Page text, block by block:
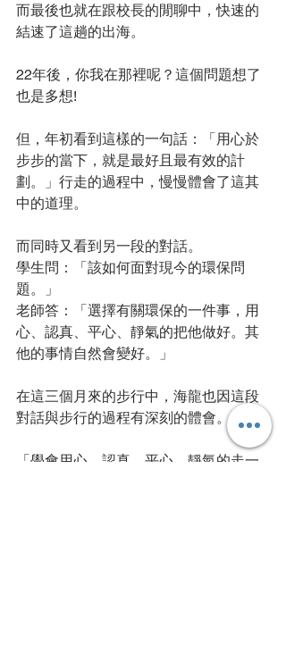
而最後也就在跟校長的閒聊中，快速的
結速了這趟的出海。
22年後，你我在那裡呢？這個問題想了
也是多想!
但，年初看到這樣的一句話：「用心於
步步的當下，就是最好且最有效的計
劃。」行走的過程中，慢慢體會了這其
中的道理。
而同時又看到另一段的對話。
學生問：「該如何面對現今的環保問
題。」
老師答：「選擇有關環保的一件事，用
心、認真、平心、靜氣的把他做好。其
他的事情自然會變好。」
在這三個月來的步行中，海龍也因這段
對話與步行的過程有深刻的體會。
「學會用心、認真、平心、靜氣的走一